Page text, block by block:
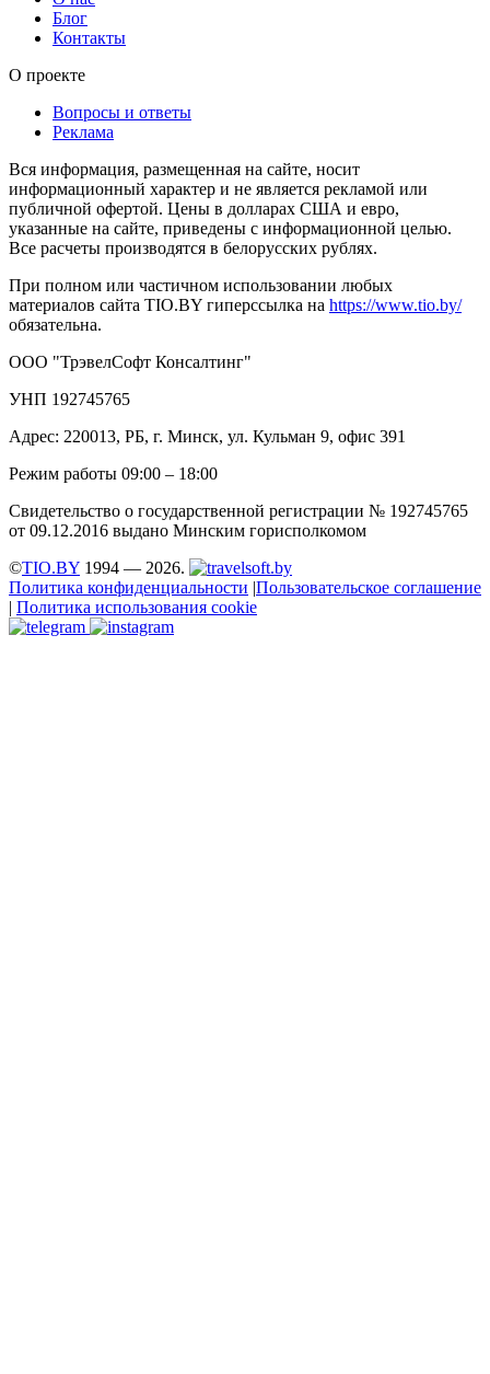
Блог
Контакты
О проекте
Вопросы и ответы
Реклама
Вся информация, размещенная на сайте, носит
информационный характер и не является рекламой или
публичной офертой. Цены в долларах США и евро,
указанные на сайте, приведены с информационной целью.
Все расчеты производятся в белорусских рублях.
При полном или частичном использовании любых
материалов сайта TIO.BY гиперссылка на https://www.tio.by/
обязательна.
ООО "ТрэвелСофт Консалтинг"
УНП 192745765
Адрес: 220013, РБ, г. Минск, ул. Кульман 9, офис 391
Режим работы 09:00 – 18:00
Свидетельство о государственной регистрации № 192745765
от 09.12.2016 выдано Минским горисполкомом
©TIO.BY 1994 — 2026.
Политика конфиденциальности |Пользовательское соглашение
| Политика использования cookie